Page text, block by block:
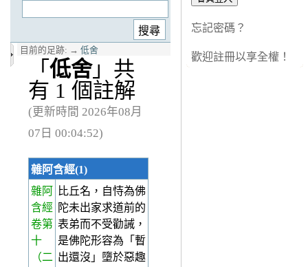
目前的足跡: → 低舍
「 低舍」共
有 1 個註解
(更新時間 2026年08月
07日 00:04:52)
雜阿含經(1)
雜阿
含經
卷第
十
（二
比丘名，自恃為佛
陀未出家求道前的
表弟而不受勸誡，
是佛陀形容為「暫
出還沒」墮於惡趣
忘記密碼？
歡迎註冊以享全權！